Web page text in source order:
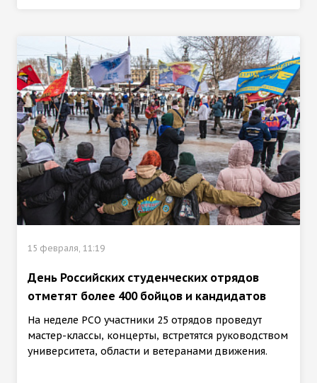
15 февраля, 11:19
День Российских студенческих отрядов
отметят более 400 бойцов и кандидатов
На неделе РСО участники 25 отрядов проведут
мастер-классы, концерты, встретятся руководством
университета, области и ветеранами движения.